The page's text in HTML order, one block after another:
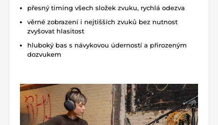
přesný timing všech složek zvuku, rychlá odezva
věrné zobrazení i nejtišších zvuků bez nutnost
zvyšovat hlasitost
hluboký bas s návykovou úderností a přirozeným
dozvukem